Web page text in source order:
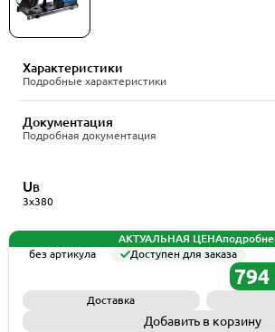
Характеристики
Подробные характеристики
Документация
Подробная документация
UВ
3x380
АКТУАЛЬНАЯ ЦЕНА
без артикула
Доступен для заказа
Доставка
Добавить в корзину